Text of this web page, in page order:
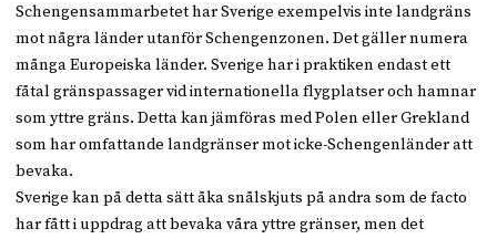
Schengensammarbetet har Sverige exempelvis inte landgräns
mot några länder utanför Schengenzonen. Det gäller numera
många Europeiska länder. Sverige har i praktiken endast ett
fåtal gränspassager vid internationella flygplatser och hamnar
som yttre gräns. Detta kan jämföras med Polen eller Grekland
som har omfattande landgränser mot icke-Schengenländer att
bevaka.
Sverige kan på detta sätt åka snålskjuts på andra som de facto
har fått i uppdrag att bevaka våra yttre gränser, men det